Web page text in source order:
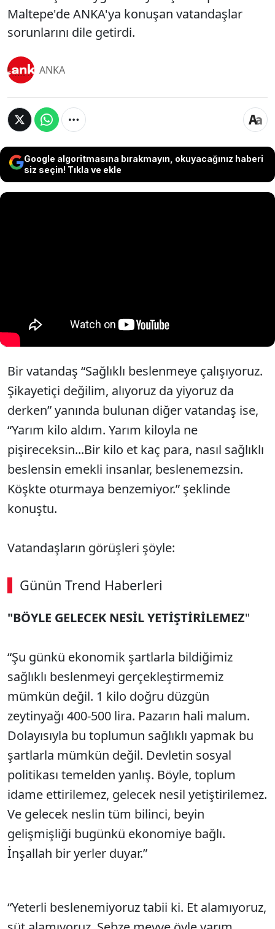
Maltepe'de ANKA'ya konuşan vatandaşlar
sorunlarını dile getirdi.
ANKA
Google algoritmasına bırakmayın, okuyacağınız haberi
siz seçin! Tıkla ve ekle
Bir vatandaş “Sağlıklı beslenmeye çalışıyoruz.
Şikayetiçi değilim, alıyoruz da yiyoruz da
derken” yanında bulunan diğer vatandaş ise,
“Yarım kilo aldım. Yarım kiloyla ne
pişireceksin...Bir kilo et kaç para, nasıl sağlıklı
beslensin emekli insanlar, beslenemezsin.
Köşkte oturmaya benzemiyor.” şeklinde
konuştu.
Vatandaşların görüşleri şöyle:
Günün Trend Haberleri
"BÖYLE GELECEK NESİL YETİŞTİRİLEMEZ"
“Şu günkü ekonomik şartlarla bildiğimiz
sağlıklı beslenmeyi gerçekleştirmemiz
mümkün değil. 1 kilo doğru düzgün
zeytinyağı 400-500 lira. Pazarın hali malum.
Dolayısıyla bu toplumun sağlıklı yapmak bu
şartlarla mümkün değil. Devletin sosyal
politikası temelden yanlış. Böyle, toplum
idame ettirilemez, gelecek nesil yetiştirilemez.
Ve gelecek neslin tüm bilinci, beyin
gelişmişliği bugünkü ekonomiye bağlı.
İnşallah bir yerler duyar.”
“Yeterli beslenemiyoruz tabii ki. Et alamıyoruz,